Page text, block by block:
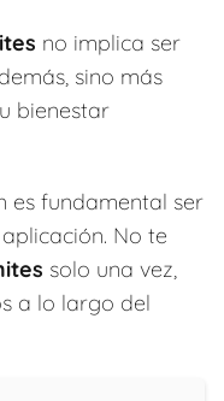
no implica ser
sino más
bienestar
es fundamental ser
No te
solo una vez,
a lo largo del